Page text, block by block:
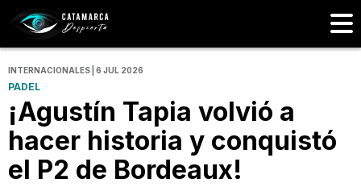
INTERNACIONALES | 6 JUL 2026
PADEL
¡Agustín Tapia volvió a
hacer historia y conquistó
el P2 de Bordeaux!